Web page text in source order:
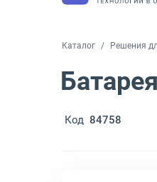
Каталог Решения
Код 84758